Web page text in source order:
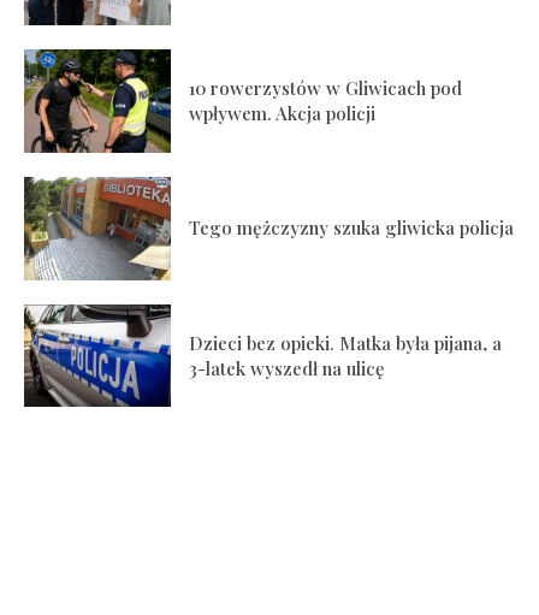
10 rowerzystów w Gliwicach pod
wpływem. Akcja policji
Tego mężczyzny szuka gliwicka policja
Dzieci bez opieki. Matka była pijana, a
3-latek wyszedł na ulicę